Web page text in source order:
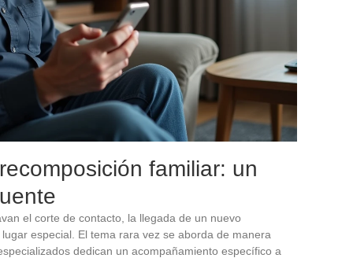
familiar: un
el corte de contacto, la llegada de un nuevo
especial. El tema rara vez se aborda de manera
dedican un acompañamiento específico a